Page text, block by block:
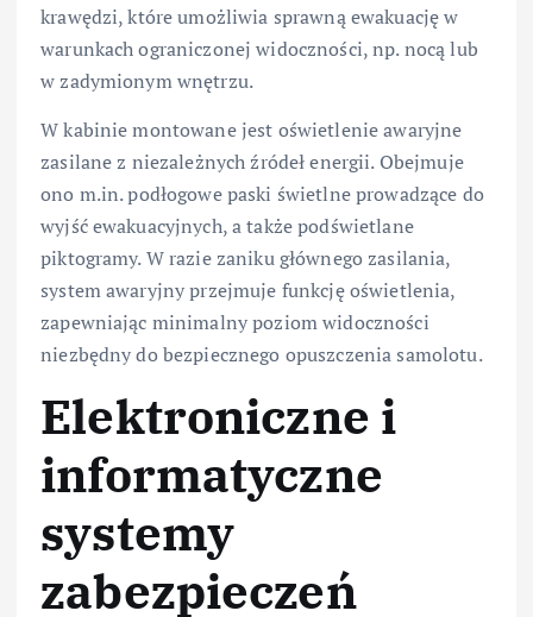
krawędzi, które umożliwia sprawną ewakuację w
warunkach ograniczonej widoczności, np. nocą lub
w zadymionym wnętrzu.
W kabinie montowane jest oświetlenie awaryjne
zasilane z niezależnych źródeł energii. Obejmuje
ono m.in. podłogowe paski świetlne prowadzące do
wyjść ewakuacyjnych, a także podświetlane
piktogramy. W razie zaniku głównego zasilania,
system awaryjny przejmuje funkcję oświetlenia,
zapewniając minimalny poziom widoczności
niezbędny do bezpiecznego opuszczenia samolotu.
Elektroniczne i
informatyczne
systemy
zabezpieczeń